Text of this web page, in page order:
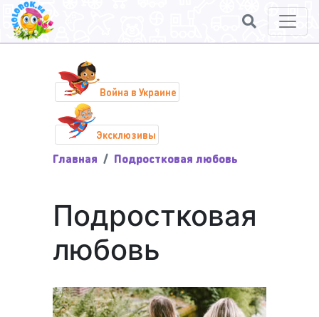
Война в Украине
Эксклюзивы
Главная Подростковая любовь
Подростковая
любовь